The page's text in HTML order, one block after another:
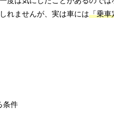
れませんが、実は車には「乗車